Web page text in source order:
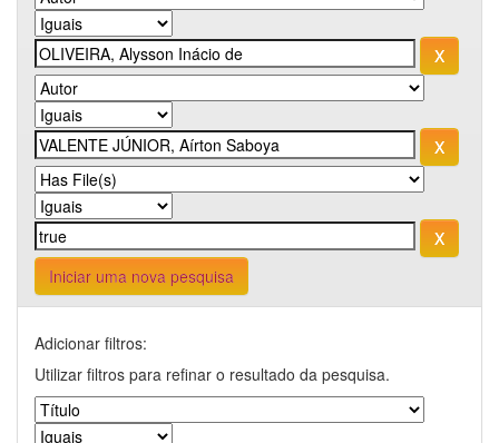
Iniciar uma nova pesquisa
Adicionar filtros:
Utilizar filtros para refinar o resultado da pesquisa.